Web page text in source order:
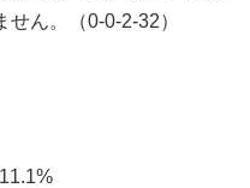
ん。（0-0-2-32）